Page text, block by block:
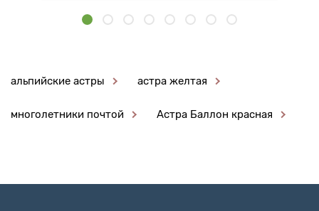
альпийские астры астра желтая
многолетники почтой Астра Баллон красная